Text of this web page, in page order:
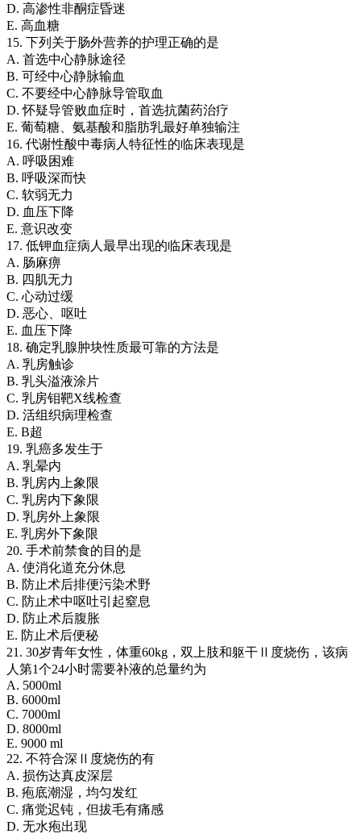
D. 高渗性非酮症昏迷
E. 高血糖
15. 下列关于肠外营养的护理正确的是
A. 首选中心静脉途径
B. 可经中心静脉输血
C. 不要经中心静脉导管取血
D. 怀疑导管败血症时，首选抗菌药治疗
E. 葡萄糖、氨基酸和脂肪乳最好单独输注
16. 代谢性酸中毒病人特征性的临床表现是
A. 呼吸困难
B. 呼吸深而快
C. 软弱无力
D. 血压下降
E. 意识改变
17. 低钾血症病人最早出现的临床表现是
A. 肠麻痹
B. 四肌无力
C. 心动过缓
D. 恶心、呕吐
E. 血压下降
18. 确定乳腺肿块性质最可靠的方法是
A. 乳房触诊
B. 乳头溢液涂片
C. 乳房钼靶X线检查
D. 活组织病理检查
E. B超
19. 乳癌多发生于
A. 乳晕内
B. 乳房内上象限
C. 乳房内下象限
D. 乳房外上象限
E. 乳房外下象限
20. 手术前禁食的目的是
A. 使消化道充分休息
B. 防止术后排便污染术野
C. 防止术中呕吐引起窒息
D. 防止术后腹胀
E. 防止术后便秘
21. 30岁青年女性，体重60kg，双上肢和躯干Ⅱ度烧伤，该病
人第1个24小时需要补液的总量约为
A. 5000ml
B. 6000ml
C. 7000ml
D. 8000ml
E. 9000 ml
22. 不符合深Ⅱ度烧伤的有
A. 损伤达真皮深层
B. 疱底潮湿，均匀发红
C. 痛觉迟钝，但拔毛有痛感
D. 无水疱出现